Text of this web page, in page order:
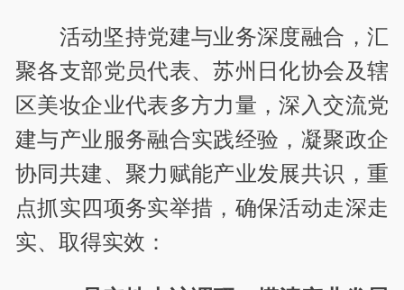
活动坚持党建与业务深度融合，汇
聚各支部党员代表、苏州日化协会及辖
区美妆企业代表多方力量，深入交流党
建与产业服务融合实践经验，凝聚政企
协同共建、聚力赋能产业发展共识，重
点抓实四项务实举措，确保活动走深走
实、取得实效：